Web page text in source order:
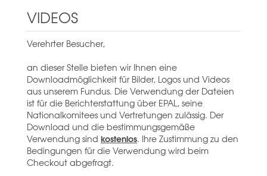
VIDEOS
Verehrter Besucher,
an dieser Stelle bieten wir Ihnen eine
Downloadmöglichkeit für Bilder, Logos und Videos
aus unserem Fundus. Die Verwendung der Dateien
ist für die Berichterstattung über EPAL, seine
Nationalkomitees und Vertretungen zulässig. Der
Download und die bestimmungsgemäße
Verwendung sind kostenlos. Ihre Zustimmung zu den
Bedingungen für die Verwendung wird beim
Checkout abgefragt.